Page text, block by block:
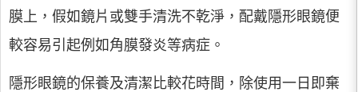
膜上，假如鏡片或雙手清洗不乾淨，配戴隱形眼鏡便
較容易引起例如角膜發炎等病症。
隱形眼鏡的保養及清潔比較花時間，除使用一日即棄